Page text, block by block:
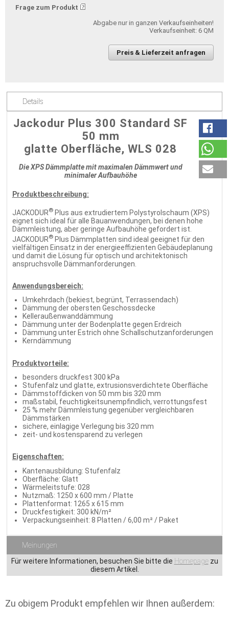
Frage zum Produkt
Abgabe nur in ganzen Verkaufseinheiten!
Verkaufseinheit: 6 QM
Preis & Lieferzeit anfragen
Details
Jackodur Plus 300 Standard SF
50 mm
glatte Oberfläche, WLS 028
Die XPS Dämmplatte mit maximalen Dämmwert und
minimaler Aufbauhöhe
Produktbeschreibung:
JACKODUR®Plus aus extrudiertem Polystyrolschaum (XPS)
eignet sich ideal für alle Bauanwendungen, bei denen hohe
Dämmleistung, aber geringe Aufbauhöhe gefordert ist.
JACKODUR®Plus Dämmplatten sind ideal geeignet für den
vielfältigen Einsatz in der energieeffizienten Gebäudeplanung
und damit die Lösung für optisch und architektonisch
anspruchsvolle Dämmanforderungen.
Anwendungsbereich:
Umkehrdach (bekiest, begrünt, Terrassendach)
Dämmung der obersten Geschossdecke
Kelleraußenwanddämmung
Dämmung unter der Bodenplatte gegen Erdreich
Dämmung unter Estrich ohne Schallschutzanforderungen
Kerndämmung
Produktvorteile:
besonders druckfest 300 kPa
Stufenfalz und glatte, extrusionsverdichtete Oberfläche
Dämmstoffdicken von 50 mm bis 320 mm
maßstabil, feuchtigkeitsunempfindlich, verrottungsfest
25 % mehr Dämmleistung gegenüber vergleichbaren
Dämmstärken
sichere, einlagige Verlegung bis 320 mm
zeit- und kostensparend zu verlegen
Eigenschaften:
Kantenausbildung: Stufenfalz
Oberfläche: Glatt
Wärmeleitstufe: 028
Nutzmaß: 1250 x 600 mm / Platte
Plattenformat: 1265 x 615 mm
Druckfestigkeit: 300 kN/m²
Verpackungseinheit: 8 Platten / 6,00 m² / Paket
Meinungen
Für weitere Informationen, besuchen Sie bitte die Homepagezu
diesem Artikel.
Zu obigem Produkt empfehlen wir Ihnen außerdem: